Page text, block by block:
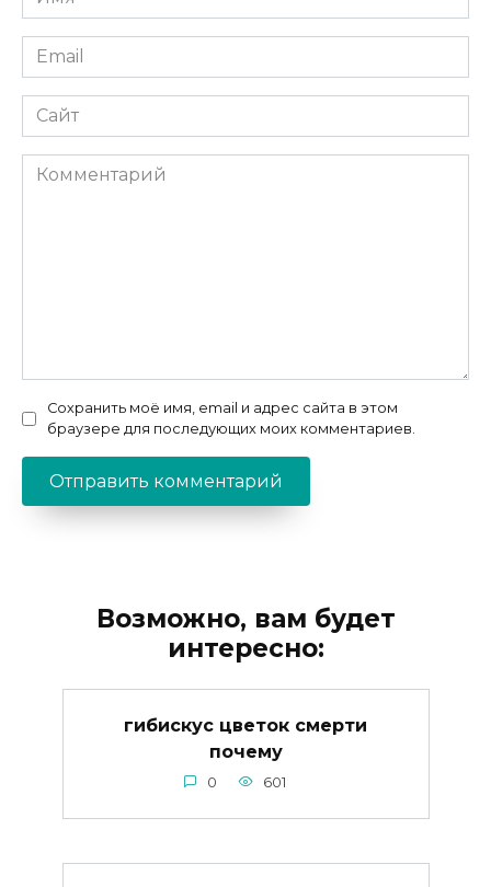
*
Email
*
Сайт
Комментарий
Сохранить моё имя, email и адрес сайта в этом
браузере для последующих моих комментариев.
Возможно, вам будет
интересно:
гибискус цветок смерти
почему
0 601